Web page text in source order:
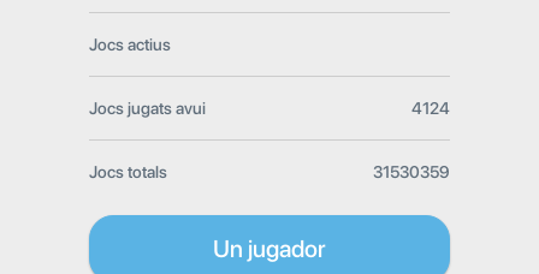
Jocs actius
Jocs jugats avui 4124
Jocs totals 31530359
Un jugador